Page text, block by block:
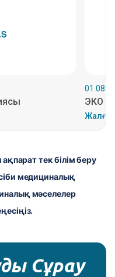
ЭКО –
тек білім беру
медициналық
мәселелер
Сұрау